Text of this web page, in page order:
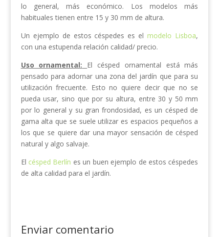
lo general, más económico. Los modelos más
habituales tienen entre 15 y 30 mm de altura.
Un ejemplo de estos céspedes es elmodelo Lisboa,
con una estupenda relación calidad/ precio.
Uso ornamental:
El césped ornamental está más
pensado para adornar una zona del jardín que para su
utilización frecuente. Esto no quiere decir que no se
pueda usar, sino que por su altura, entre 30 y 50 mm
por lo general y su gran frondosidad, es un césped de
gama alta que se suele utilizar es espacios pequeños a
los que se quiere dar una mayor sensación de césped
natural y algo salvaje.
El césped Berlín es un buen ejemplo de estos céspedes
de alta calidad para el jardín.
Enviar comentario